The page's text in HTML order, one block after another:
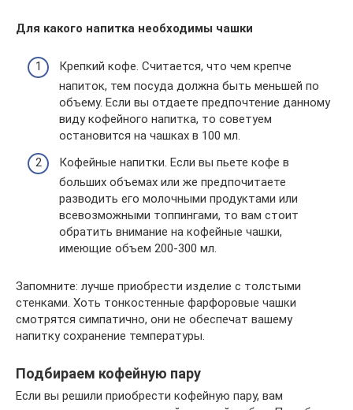
Для какого напитка необходимы чашки
Крепкий кофе. Считается, что чем крепче
напиток, тем посуда должна быть меньшей по
объему. Если вы отдаете предпочтение данному
виду кофейного напитка, то советуем
остановится на чашках в 100 мл.
Кофейные напитки. Если вы пьете кофе в
больших объемах или же предпочитаете
разводить его молочными продуктами или
всевозможными топпингами, то вам стоит
обратить внимание на кофейные чашки,
имеющие объем 200-300 мл.
Запомните: лучше приобрести изделие с толстыми
стенками. Хоть тонкостенные фарфоровые чашки
смотрятся симпатично, они не обеспечат вашему
напитку сохранение температуры.
Подбираем кофейную пару
Если вы решили приобрести кофейную пару, вам